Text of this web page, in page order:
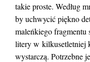
takie proste. Według
by uchwycić piękno
maleńkiego fragmentu
litery w kilkusetletniej
wystarczą. Potrzebne